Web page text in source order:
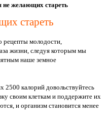
желающих стареть
стареть
рецепты молодости,
жизни, следуя которым мы
наше земное
калорий довольствуйтесь
своим клеткам и поддержите их
и организм становится менее